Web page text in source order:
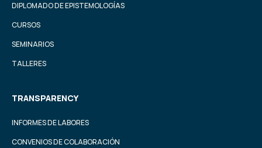
DIPLOMADO DE EPISTEMOLOGÍAS
CURSOS
SEMINARIOS
TALLERES
TRANSPARENCY
INFORMES DE LABORES
CONVENIOS DE COLABORACIÓN